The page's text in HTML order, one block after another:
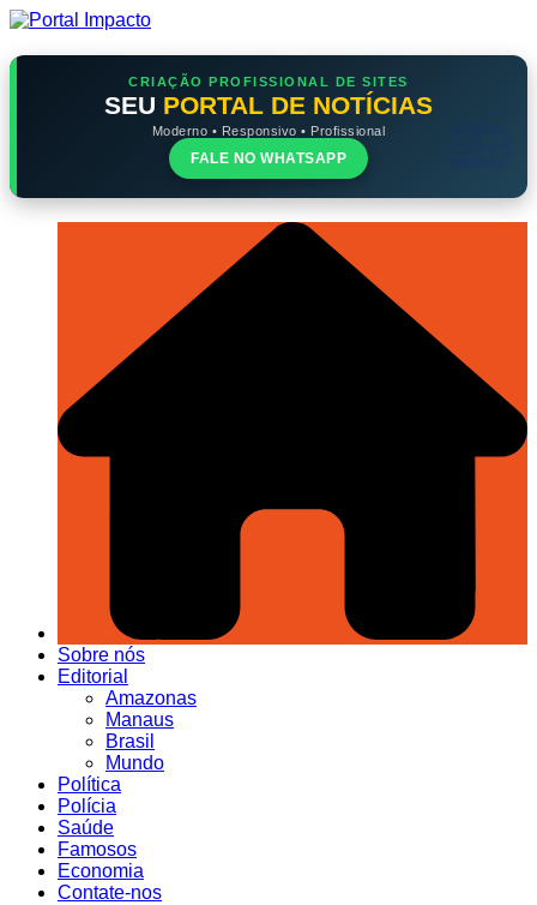
Ir
o
CRIAÇÃO PROFISSIONAL DE SITES
SEU PORTAL DE NOTÍCIAS
Moderno • Responsivo • Profissional
FALE NO WHATSAPP
Sobre nós
Editorial
Amazonas
Manaus
Brasil
Mundo
Política
Polícia
Saúde
Famosos
Economia
Contate-nos